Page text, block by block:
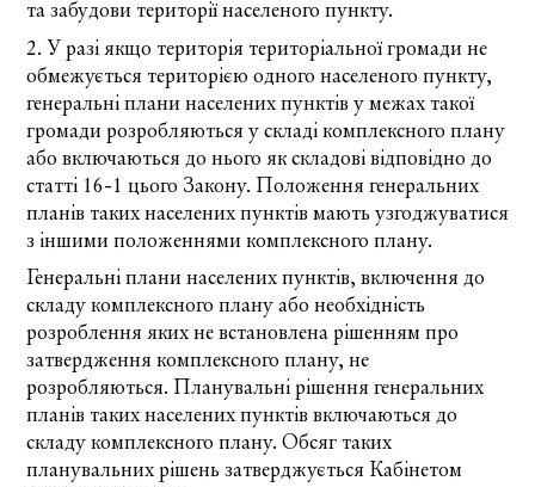
та забудови території населеного пункту.
2. У разі якщо територія територіальної громади не
обмежується територією одного населеного пункту,
генеральні плани населених пунктів у межах такої
громади розробляються у складі комплексного плану
або включаються до нього як складові відповідно до
статті 16-1 цього Закону. Положення генеральних
планів таких населених пунктів мають узгоджуватися
з іншими положеннями комплексного плану.
Генеральні плани населених пунктів, включення до
складу комплексного плану або необхідність
розроблення яких не встановлена рішенням про
затвердження комплексного плану, не
розробляються. Планувальні рішення генеральних
планів таких населених пунктів включаються до
складу комплексного плану. Обсяг таких
планувальних рішень затверджується Кабінетом